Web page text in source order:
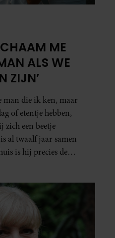
ME
ALS WE
ZIJN’
man die ik ken, maar
of etentje hebben,
zich een beetje
al twaalf jaar samen
is hij precies de
samen onder de